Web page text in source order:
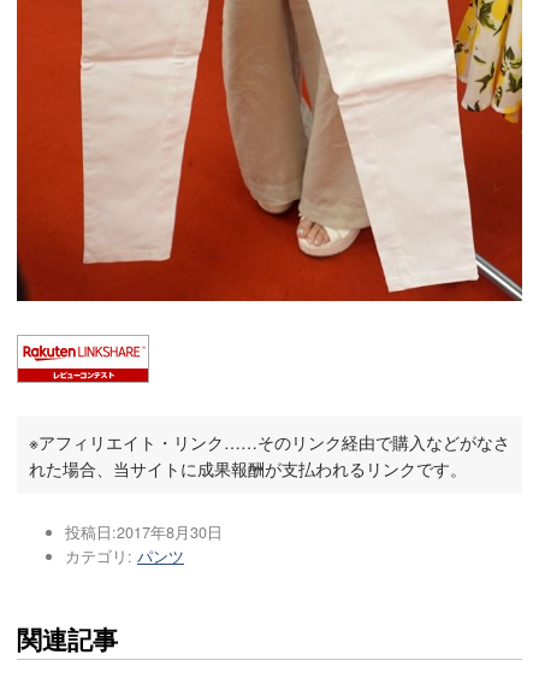
※アフィリエイト・リンク……そのリンク経由で購入などがなさ
れた場合、当サイトに成果報酬が支払われるリンクです。
投稿日:2017年8月30日
カテゴリ: パンツ
関連記事